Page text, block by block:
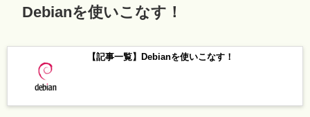
Debianを使いこなす！
【記事一覧】Debianを使いこなす！